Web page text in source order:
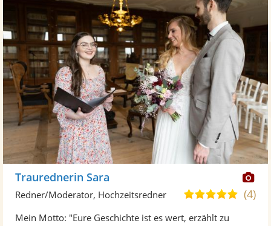
Traurednerin Sara
5,0(4)
Redner/Moderator, Hochzeitsredner
Mein Motto: "Eure Geschichte ist es wert, erzählt zu